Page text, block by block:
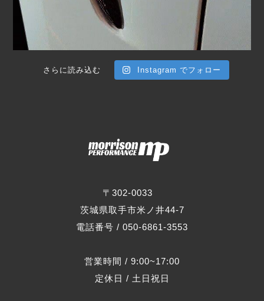
〒302-0033
茨城県取手市米ノ井44-7
電話番号 / 050-6861-3553
営業時間 / 9:00~17:00
定休日 / 土日祝日
さらに読み込む Instagram でフォロー